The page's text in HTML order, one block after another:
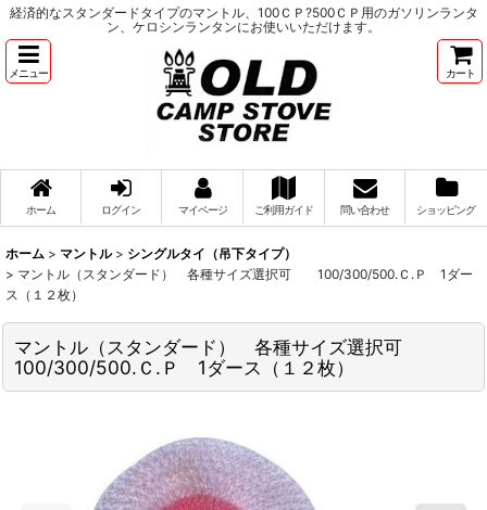
経済的なスタンダードタイプのマントル、100ＣＰ?500ＣＰ用のガソリンランタ
ン、ケロシンランタンにお使いいただけます。
メニュー カート
ホーム ログイン マイページ ご利用ガイド 問い合わせ ショッピング
ホーム > マントル > シングルタイ（吊下タイプ）
> マントル（スタンダード） 各種サイズ選択可 100/300/500.Ｃ.Ｐ 1ダー
ス（１２枚）
マントル（スタンダード） 各種サイズ選択可
100/300/500.Ｃ.Ｐ 1ダース（１２枚）